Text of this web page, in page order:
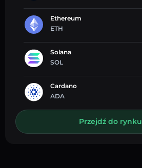
Ethereum
ETH
Solana
SOL
Cardano
ADA
Przejdź do rynku